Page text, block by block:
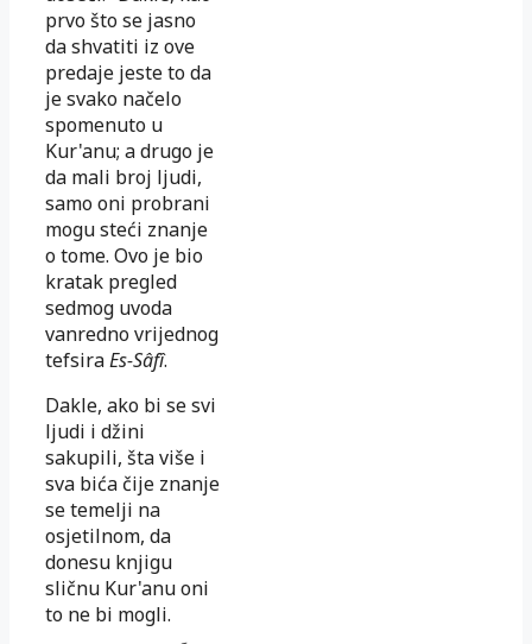
prvo što se jasno
da shvatiti iz ove
predaje jeste to da
je svako načelo
spomenuto u
Kur'anu; a drugo je
da mali broj ljudi,
samo oni probrani
mogu steći znanje
o tome. Ovo je bio
kratak pregled
sedmog uvoda
vanredno vrijednog
tefsiraEs-Sâfî.
Dakle, ako bi se svi
ljudi i džini
sakupili, šta više i
sva bića čije znanje
se temelji na
osjetilnom, da
donesu knjigu
sličnu Kur'anu oni
to ne bi mogli.